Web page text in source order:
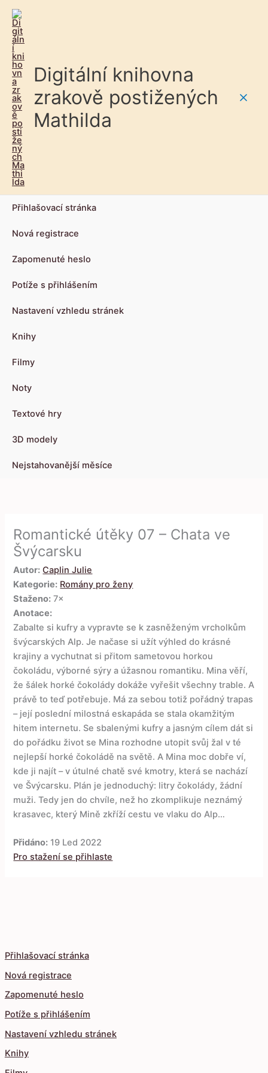
Digitální knihovna
zrakově postižených
Mathilda
Přihlašovací stránka
Nová registrace
Zapomenuté heslo
Potíže s přihlášením
Nastavení vzhledu stránek
Knihy
Filmy
Noty
Textové hry
3D modely
Nejstahovanější měsíce
Přihlašovací stránka
Nová registrace
Zapomenuté heslo
Potíže s přihlášením
Nastavení vzhledu stránek
Knihy
Romantické útěky 07 – Chata ve
Švýcarsku
Autor: Caplin Julie
Kategorie: Romány pro ženy
Staženo: 7×
Anotace:
Zabalte si kufry a vypravte se k zasněženým vrcholkům
švýcarských Alp. Je načase si užít výhled do krásné
krajiny a vychutnat si přitom sametovou horkou
čokoládu, výborné sýry a úžasnou romantiku. Mina věří,
že šálek horké čokolády dokáže vyřešit všechny trable. A
právě to teď potřebuje. Má za sebou totiž pořádný trapas
– její poslední milostná eskapáda se stala okamžitým
hitem internetu. Se sbalenými kufry a jasným cílem dát si
do pořádku život se Mina rozhodne utopit svůj žal v té
nejlepší horké čokoládě na světě. A Mina moc dobře ví,
kde ji najít – v útulné chatě své kmotry, která se nachází
ve Švýcarsku. Plán je jednoduchý: litry čokolády, žádní
muži. Tedy jen do chvíle, než ho zkomplikuje neznámý
krasavec, který Mině zkříží cestu ve vlaku do Alp…
Přidáno: 19 Led 2022
Pro stažení se přihlaste